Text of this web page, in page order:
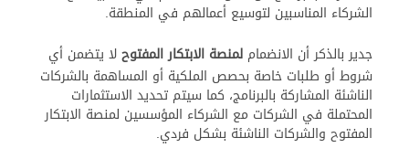
الشركاء المناسبين لتوسيع أعمالهم في المنطقة.
جدير بالذكر أن الانضمام لمنصة الابتكار المفتوحلا يتضمن أي
شروط أو طلبات خاصة بحصص الملكية أو المساهمة بالشركات
الناشئة المشاركة بالبرنامج، كما سيتم تحديد الاستثمارات
المحتملة في الشركات مع الشركاء المؤسسين لمنصة الابتكار
المفتوح والشركات الناشئة بشكل فردي.